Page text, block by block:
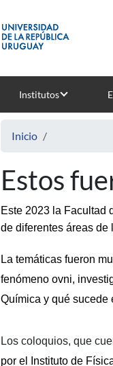
Institutos
Inicio
Estos
Este 2023 la Facultad
de diferentes áreas
La temáticas fueron
fenómeno ovni,
Química y qué sucede
Los coloquios, que
por el Instituto de